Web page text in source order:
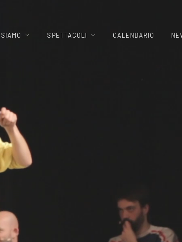
SPETTACOLI CALENDARIO